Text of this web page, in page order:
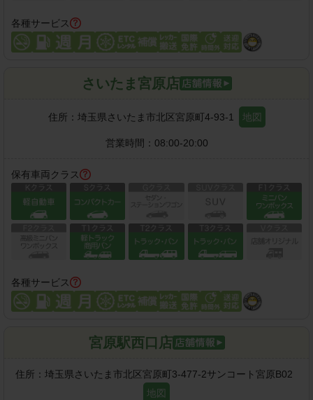
各種サービス
さいたま宮原店
住所： 埼玉県さいたま市北区宮原町4-93-1 地図
営業時間： 08:00-20:00
保有車両クラス
各種サービス
宮原駅西口店
住所： 埼玉県さいたま市北区宮原町3-477-2サンコート宮原B02
地図